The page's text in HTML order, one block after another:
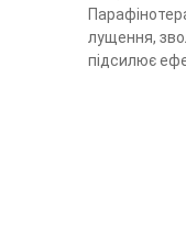
лущення,
підсилює